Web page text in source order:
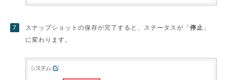
スナップショットの保存が完了すると、ステータスが「停止 」
に変わります。